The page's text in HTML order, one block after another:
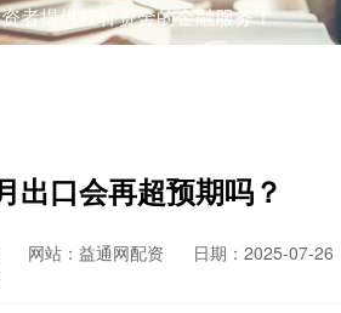
者提供杠杆资金的金融服务！
出口会再超预期吗？
网站：益通网配资
日期：2025-07-26